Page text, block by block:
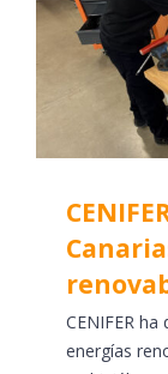
CENIFER
energías